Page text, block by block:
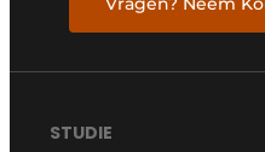
STUDIE